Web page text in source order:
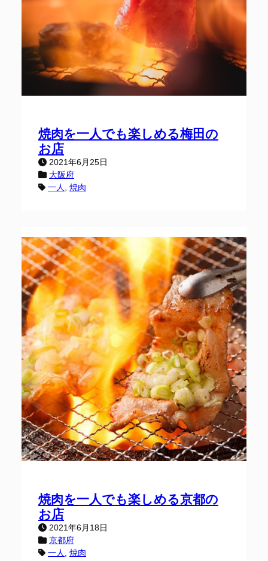
焼肉を一人でも楽しめる梅田の
お店
2021年6月25日
大阪府
一人
焼肉
焼肉を一人でも楽しめる京都の
お店
2021年6月18日
京都府
一人
焼肉